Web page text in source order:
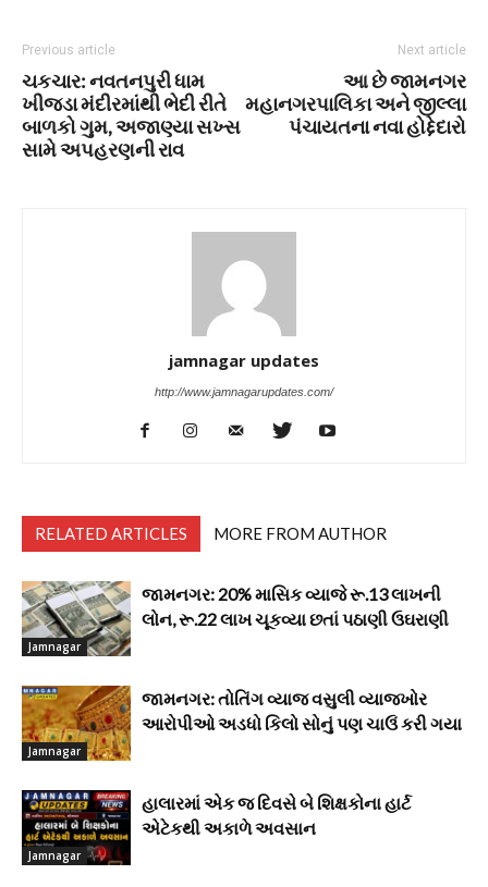
Previous article
ચકચાર: નવતનપુરી ધામ
ખીજડા મંદીરમાંથી ભેદી રીતે
બાળકો ગુમ, અજાણ્યા સખ્સ
સામે અપહરણની રાવ
Next article
આ છે જામનગર
મહાનગરપાલિકા અને જીલ્લા
પંચાયતના નવા હોદ્દેદારો
jamnagar updates
http://www.jamnagarupdates.com/
RELATED ARTICLES MORE FROM AUTHOR
Jamnagar
જામનગર: 20% માસિક વ્યાજે રૂ.13 લાખની
લોન, રૂ.22 લાખ ચૂકવ્યા છતાં પઠાણી ઉઘરાણી
Jamnagar
જામનગર: તોતિંગ વ્યાજ વસુલી વ્યાજખોર
આરોપીઓ અડધો કિલો સોનું પણ ચાઉં કરી ગયા
Jamnagar
હાલારમાં એક જ દિવસે બે શિક્ષકોના હાર્ટ
એટેકથી અકાળે અવસાન